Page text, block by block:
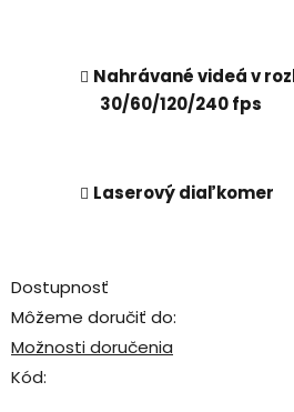
Nahrávané videá v
30/60/120/240 fps
Laserový diaľkomer
Dostupnosť
Môžeme doručiť do:
Možnosti doručenia
Kód: